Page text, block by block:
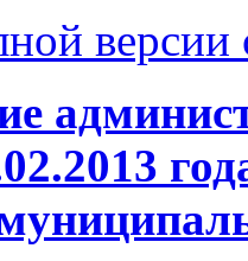
версии